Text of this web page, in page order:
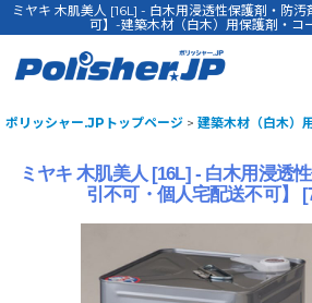
ミヤキ 木肌美人 [16L] - 白木用浸透性保護剤・防
可】-建築木材（白木）用保護剤・コ
ポリッシャー.JPトップページ > 建築木材（白木）
ミヤキ 木肌美人 [16L] - 白木用浸透
引不可・個人宅配送不可】
[